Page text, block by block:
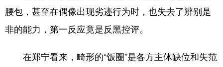
腰包，甚至在偶像出现劣迹行为时，也失去了辨别是
非的能力，第一反应竟是反黑控评。
在郑宁看来，畸形的“饭圈”是各方主体缺位和失范